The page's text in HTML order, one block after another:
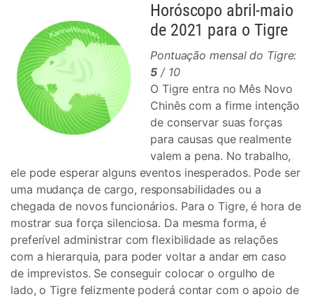
Horóscopo abril-maio
de 2021 para o Tigre
Pontuação mensal do Tigre:
5/ 10
O Tigre entra no Mês Novo
Chinês com a firme intenção
de conservar suas forças
para causas que realmente
valem a pena. No trabalho,
ele pode esperar alguns eventos inesperados. Pode ser
uma mudança de cargo, responsabilidades ou a
chegada de novos funcionários. Para o Tigre, é hora de
mostrar sua força silenciosa. Da mesma forma, é
preferível administrar com flexibilidade as relações
com a hierarquia, para poder voltar a andar em caso
de imprevistos. Se conseguir colocar o orgulho de
lado, o Tigre felizmente poderá contar com o apoio de